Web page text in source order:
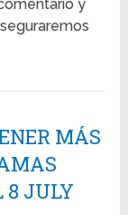
y
MÁS
8 JULY